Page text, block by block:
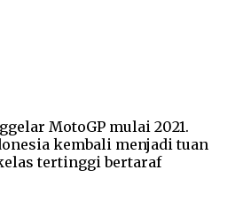
MotoGP mulai 2021.
kembali menjadi tuan
tertinggi bertaraf